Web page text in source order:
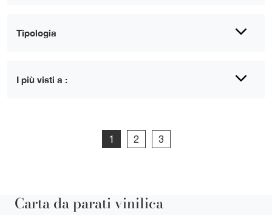
Tipologia
I più visti a :
1 2 3
Carta da parati vinilica